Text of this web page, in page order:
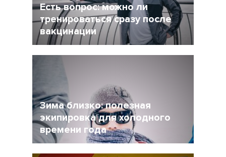
Есть вопрос: можно ли
тренироваться сразу после
вакцинации
стать частью нормальной жизни.
Зима близко: полезная
экипировка для холодного
времени года